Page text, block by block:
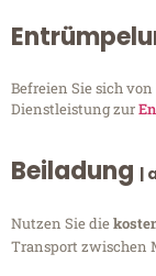
Befreien Sie sich
Dienstleistung zur
Beiladung |
Nutzen Sie die
Transport zwischen